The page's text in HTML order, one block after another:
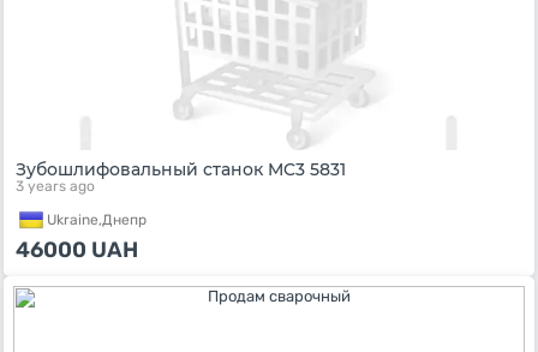
Зубошлифовальный станок MC3 5831
3 years ago
Ukraine,Днепр
46000 UAH